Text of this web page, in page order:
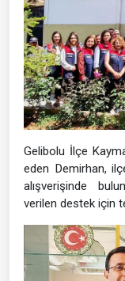
Gelibolu İlçe
eden Demirhan,
alışverişinde
verilen destek için